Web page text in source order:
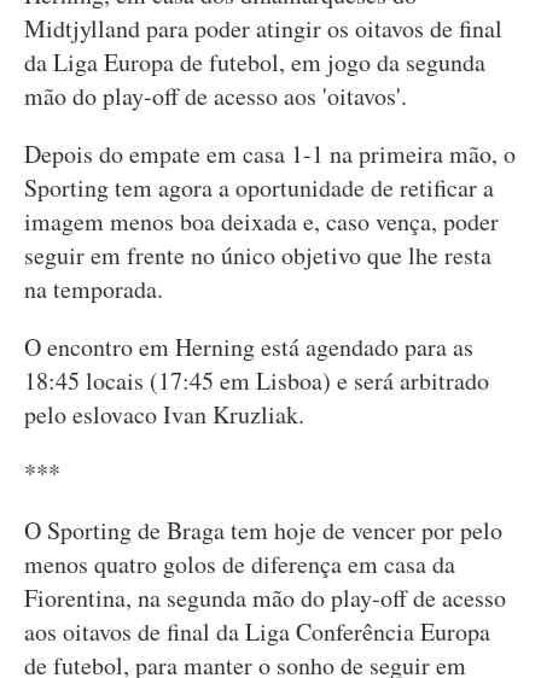
Midtjylland para poder atingir os oitavos de final
da Liga Europa de futebol, em jogo da segunda
mão do play-off de acesso aos 'oitavos'.
Depois do empate em casa 1-1 na primeira mão, o
Sporting tem agora a oportunidade de retificar a
imagem menos boa deixada e, caso vença, poder
seguir em frente no único objetivo que lhe resta
na temporada.
O encontro em Herning está agendado para as
18:45 locais (17:45 em Lisboa) e será arbitrado
pelo eslovaco Ivan Kruzliak.
***
O Sporting de Braga tem hoje de vencer por pelo
menos quatro golos de diferença em casa da
Fiorentina, na segunda mão do play-off de acesso
aos oitavos de final da Liga Conferência Europa
de futebol, para manter o sonho de seguir em